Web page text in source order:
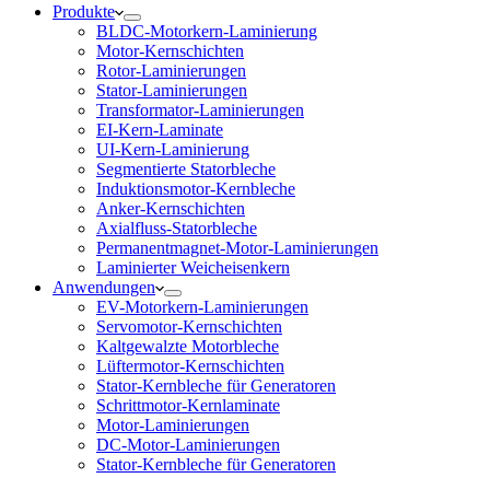
Produkte
BLDC-Motorkern-Laminierung
Motor-Kernschichten
Rotor-Laminierungen
Stator-Laminierungen
Transformator-Laminierungen
EI-Kern-Laminate
UI-Kern-Laminierung
Segmentierte Statorbleche
Induktionsmotor-Kernbleche
Anker-Kernschichten
Axialfluss-Statorbleche
Permanentmagnet-Motor-Laminierungen
Laminierter Weicheisenkern
Anwendungen
EV-Motorkern-Laminierungen
Servomotor-Kernschichten
Kaltgewalzte Motorbleche
Lüftermotor-Kernschichten
Stator-Kernbleche für Generatoren
Schrittmotor-Kernlaminate
Motor-Laminierungen
DC-Motor-Laminierungen
Stator-Kernbleche für Generatoren